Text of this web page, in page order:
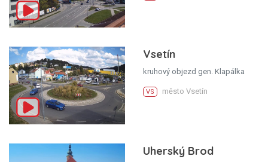
Vsetín
kruhový objezd gen. Klapálka
VS město Vsetín
Uherský Brod